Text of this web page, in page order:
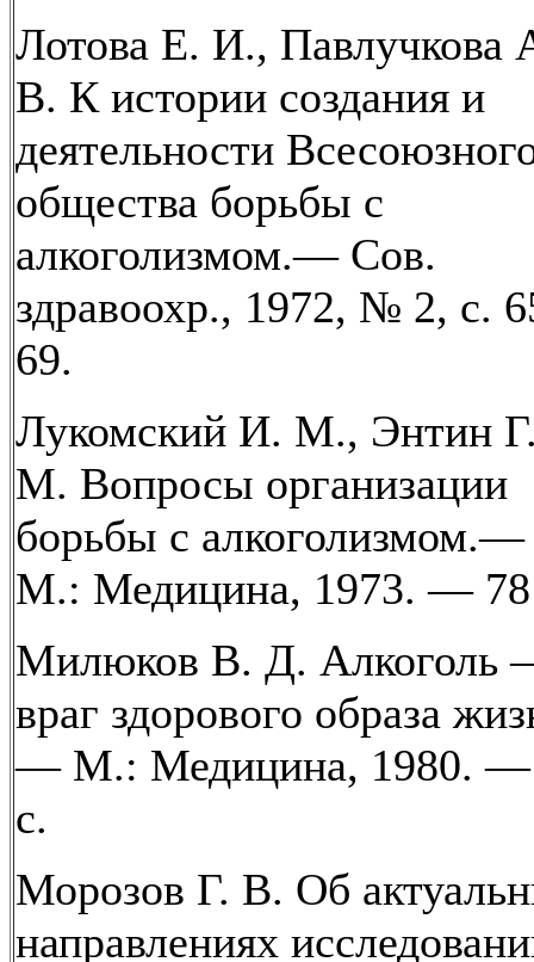
Лотова Е. И., Павлучкова
В. К истории создания и
деятельности
общества борьбы с
алкоголизмом.— Сов.
здравоохр., 1972, № 2, с.
69.
Лукомский И. М., Энтин
М. Вопросы организации
борьбы с алкоголизмом.—
М.: Медицина, 1973. — 78
Милюков В. Д. Алкоголь
враг здорового образа
— М.: Медицина, 1980. —
с.
Морозов Г. В. Об
направлениях